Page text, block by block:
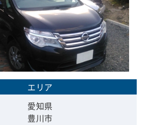
エリア
愛知県
豊川市